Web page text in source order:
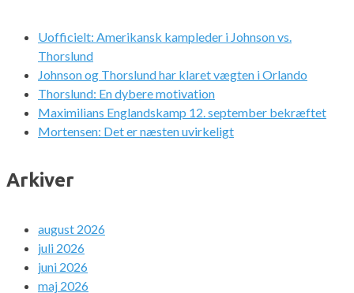
Uofficielt: Amerikansk kampleder i Johnson vs.
Thorslund
Johnson og Thorslund har klaret vægten i Orlando
Thorslund: En dybere motivation
Maximilians Englandskamp 12. september bekræftet
Mortensen: Det er næsten uvirkeligt
Arkiver
august 2026
juli 2026
juni 2026
maj 2026